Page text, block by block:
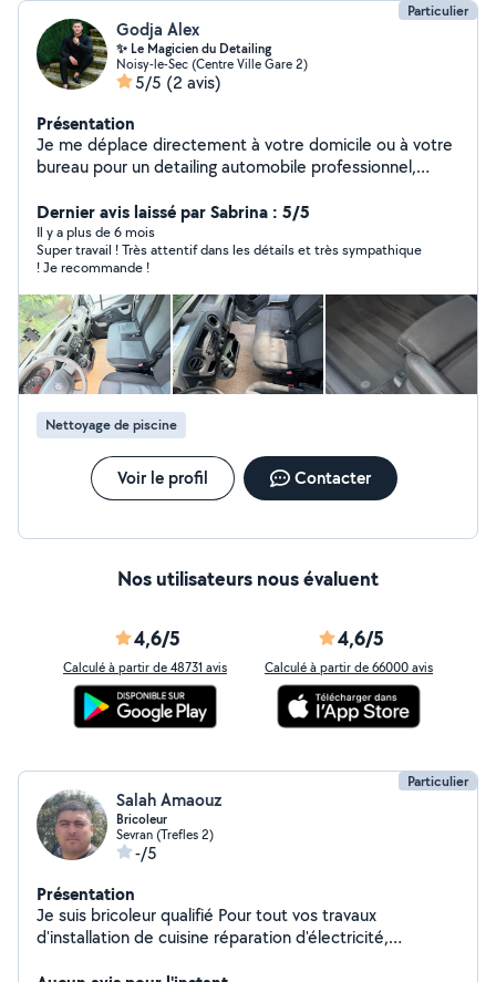
Particulier
Godja Alex
✨ Le Magicien du Detailing
Noisy-le-Sec (Centre Ville Gare 2)
5/5 (2 avis)
Présentation
Je me déplace directement à votre domicile ou à votre
bureau pour un detailing automobile professionnel,
fraîche et soignée jusque dans les moindres détails.
Services : -Detailing intérieur complet -Nettoyage et
désinfection intérieure -Désinfection de la climatisation
meilleure fraîcheur, élimination des odeurs -Polish
extérieur -Polish des phares -Filmage des vitres, feux
arrière et phares Disponible dans votre zone et ses
environs Avant / Après réels Rapide et propre Des
détails qui font la différence. Contact rapide pour une
offre personnalisée.
Dernier avis laissé par Sabrina : 5/5
Il y a plus de 6 mois
Super travail ! Très attentif dans les détails et très sympathique
! Je recommande !
Nettoyage de piscine
Voir le profil Contacter
Nos utilisateurs nous évaluent
4,6/5
Calculé à partir de 48731 avis
4,6/5
Calculé à partir de 66000 avis
Particulier
Salah Amaouz
Bricoleur
Sevran (Trefles 2)
-/5
Présentation
Je suis bricoleur qualifié Pour tout vos travaux
d'installation de cuisine réparation d'électricité,